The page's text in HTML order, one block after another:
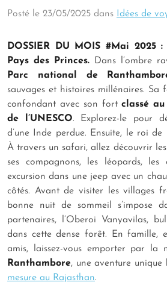
Posté le 23/05/2025 dans Idées de
DOSSIER DU MOIS #Mai 2025
Pays des Princes.
Dans l’ombre
Parc national de
sauvages et histoires millénaires. Sa
confondant avec son fortclassé
de l’UNESCO. Explorez-le pour
d’une Inde perdue. Ensuite, le roi
À travers un safari, allez découvrir les
ses compagnons, les léopards, les
excursion dans une jeep avec un
côtés. Avant de visiter les villages
bonne nuit de sommeil s’impose
partenaires, l’Oberoi Vanyavilas,
dans cette dense forêt. En famille,
amis, laissez-vous emporter par la
Ranthambore, une aventure unique
mesure au Rajasthan.